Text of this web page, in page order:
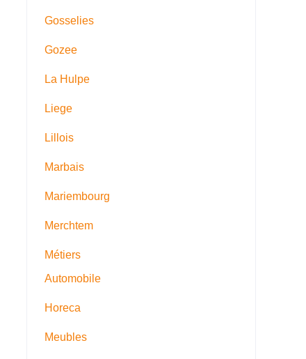
Gosselies
Gozee
La Hulpe
Liege
Lillois
Marbais
Mariembourg
Merchtem
Métiers
Automobile
Horeca
Meubles